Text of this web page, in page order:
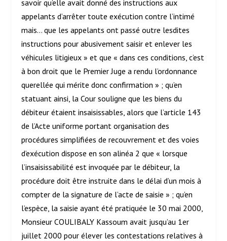
savoir qu’elle avait donné des instructions aux
appelants d’arrêter toute exécution contre l’intimé
mais… que les appelants ont passé outre lesdites
instructions pour abusivement saisir et enlever les
véhicules litigieux » et que « dans ces conditions, c’est
à bon droit que le Premier Juge a rendu l’ordonnance
querellée qui mérite donc confirmation » ; qu’en
statuant ainsi, la Cour souligne que les biens du
débiteur étaient insaisissables, alors que l’article 143
de l’Acte uniforme portant organisation des
procédures simplifiées de recouvrement et des voies
d’exécution dispose en son alinéa 2 que « lorsque
l’insaisissabilité est invoquée par le débiteur, la
procédure doit être instruite dans le délai d’un mois à
compter de la signature de l’acte de saisie » ; qu’en
l’espèce, la saisie ayant été pratiquée le 30 mai 2000,
Monsieur COULIBALY Kassoum avait jusqu’au 1er
juillet 2000 pour élever les contestations relatives à